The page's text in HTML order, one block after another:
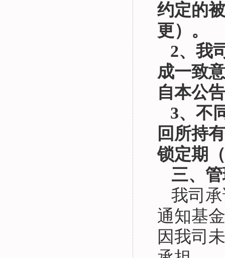
约定的
更）。
2、我
成一致
自本公
3、不
回所持
锁定期
三、
我司
通知基
因我司